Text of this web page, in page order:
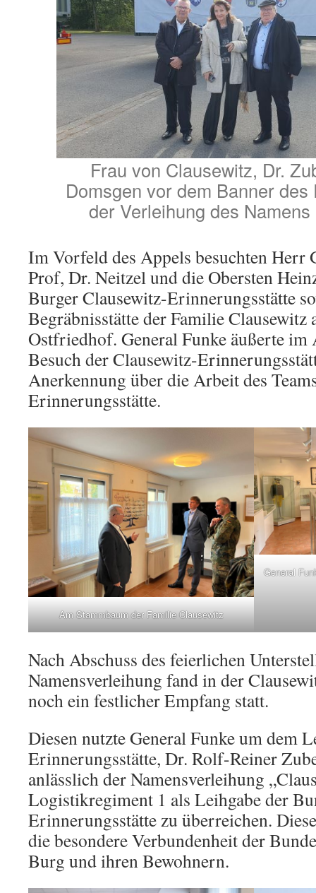
Frau von Clausewitz, Dr.
Domsgen vor dem Banner
der Verleihung des Namens
Im Vorfeld des Appels besuchten Herr
Prof, Dr. Neitzel und die Obersten
Burger Clausewitz-Erinnerungsstätte
Begräbnisstätte der Familie Clausewitz
Ostfriedhof. General Funke äußerte im
Besuch der Clausewitz-
Anerkennung über die Arbeit des
Erinnerungsstätte.
Am Stammbaum der Familie Clausewitz
General
Nach Abschuss des feierlichen
Namensverleihung fand in der
noch ein festlicher Empfang statt.
Diesen nutzte General Funke um dem
Erinnerungsstätte, Dr. Rolf-Reiner
anlässlich der Namensverleihung
Logistikregiment 1 als Leihgabe der
Erinnerungsstätte zu überreichen.
die besondere Verbundenheit der
Burg und ihren Bewohnern.